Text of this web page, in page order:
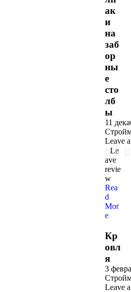
ак
и
на
заб
ор
ны
е
сто
лб
ы
11
Leave
Le
ave
revie
w
Rea
d
Mor
e
Кр
овл
я
3
Leave